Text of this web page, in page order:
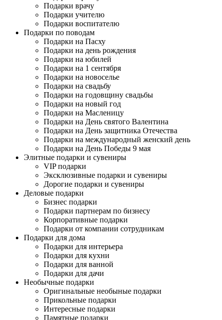
Подарки врачу
Подарки учителю
Подарки воспитателю
Подарки по поводам
Подарки на Пасху
Подарки на день рождения
Подарки на юбилей
Подарки на 1 сентября
Подарки на новоселье
Подарки на свадьбу
Подарки на годовщину свадьбы
Подарки на новый год
Подарки на Масленицу
Подарки на День святого Валентина
Подарки на День защитника Отечества
Подарки на международный женский день
Подарки на День Победы 9 мая
Элитные подарки и сувениры
VIP подарки
Эксклюзивные подарки и сувениры
Дорогие подарки и сувениры
Деловые подарки
Бизнес подарки
Подарки партнерам по бизнесу
Корпоративные подарки
Подарки от компании сотрудникам
Подарки для дома
Подарки для интерьера
Подарки для кухни
Подарки для ванной
Подарки для дачи
Необычные подарки
Оригинальные необыные подарки
Прикольные подарки
Интересные подарки
Памятные подарки